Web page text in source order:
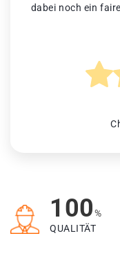
dabei noch ein
100%
QUALITÄT